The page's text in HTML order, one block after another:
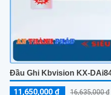
Đầu Ghi Kbvision KX-
11,650,000 ₫ 16,635,000 ₫